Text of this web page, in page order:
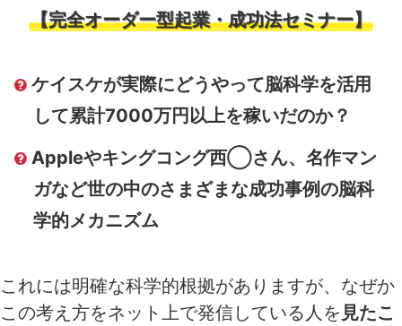
【完全オーダー型起業・成功法セミナー】
ケイスケが実際にどうやって脳科学を活用
して累計7000万円以上を稼いだのか？
Appleやキングコング西◯さん、名作マン
ガなど世の中のさまざまな成功事例の脳科
学的メカニズム
これには明確な科学的根拠がありますが、なぜか
この考え方をネット上で発信している人を 見たこ